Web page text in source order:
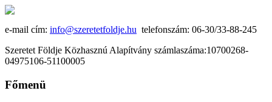
e-mail cím: info@szeretetfoldje.hu telefonszám: 06-30/33-88-245
Szeretet Földje Közhasznú Alapítvány számlaszáma:10700268-
04975106-51100005
Főmenü